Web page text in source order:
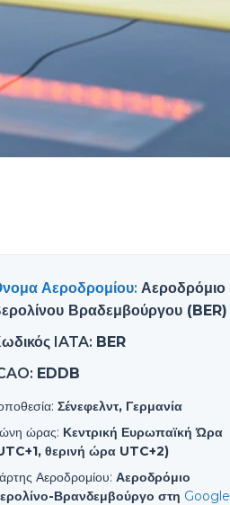
Αεροδρομίου: Αεροδρόμιο
Βραδεμβούργου (BER)
IATA: BER
: EDDB
: Σένεφελντ, Γερμανία
ώρας: Κεντρική Ευρωπαϊκή Ώρα
θερινή ώρα UTC+2)
Αεροδρομίου: Αεροδρόμιο
Βρανδεμβούργο στη Google